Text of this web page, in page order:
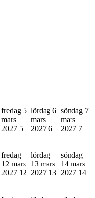
fredag 5
mars
2027 5
lördag 6
mars
2027 6
söndag 7
mars
2027 7
fredag
12 mars
2027 12
lördag
13 mars
2027 13
söndag
14 mars
2027 14